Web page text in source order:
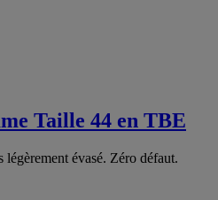
Taille 44 en TBE
évasé. Zéro défaut.